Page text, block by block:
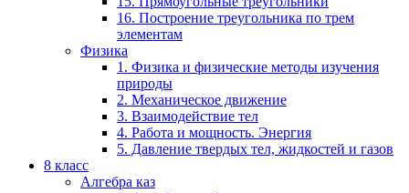
16. Построение треугольника по трем
элементам
Физика
1. Физика и физические методы изучения
природы
2. Механическое движение
3. Взаимодействие тел
4. Работа и мощность. Энергия
5. Давление твердых тел, жидкостей и газов
8 класс
Алгебра каз